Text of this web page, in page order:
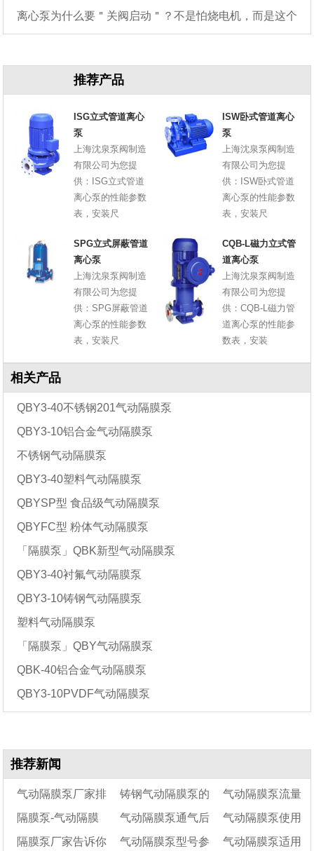
离心泵为什么要＂关阀启动＂？不是怕烧电机，而是这个
推荐产品
ISG立式管道离心
泵
上海沈泉泵阀制造
有限公司为您提
供：ISG立式管道
离心泵的性能参数
表，安装尺
ISW卧式管道离心
泵
上海沈泉泵阀制造
有限公司为您提
供：ISW卧式管道
离心泵的性能参数
表，安装尺
SPG立式屏蔽管道
离心泵
上海沈泉泵阀制造
有限公司为您提
供：SPG屏蔽管道
离心泵的性能参数
表，安装尺
CQB-L磁力立式管
道离心泵
上海沈泉泵阀制造
有限公司为您提
供：CQB-L磁力管
道离心泵的性能参
数表，安装
相关产品
QBY3-40不锈钢201气动隔膜泵
QBY3-10铝合金气动隔膜泵
不锈钢气动隔膜泵
QBY3-40塑料气动隔膜泵
QBYSP型 食品级气动隔膜泵
QBYFC型 粉体气动隔膜泵
「隔膜泵」QBK新型气动隔膜泵
QBY3-40衬氟气动隔膜泵
QBY3-10铸钢气动隔膜泵
塑料气动隔膜泵
「隔膜泵」QBY气动隔膜泵
QBK-40铝合金气动隔膜泵
QBY3-10PVDF气动隔膜泵
推荐新闻
气动隔膜泵厂家排
名（隔膜泵多少钱一
台）
铸钢气动隔膜泵的
10大特点
气动隔膜泵流量
有多大（气动隔膜
泵如何调节流量）
隔膜泵-气动隔膜
泵-隔膜泵类型
气动隔膜泵通气后
不工作的原因有哪些
气动隔膜泵使用
注意事项
隔膜泵厂家告诉你 气动隔膜泵型号参 气动隔膜泵适用